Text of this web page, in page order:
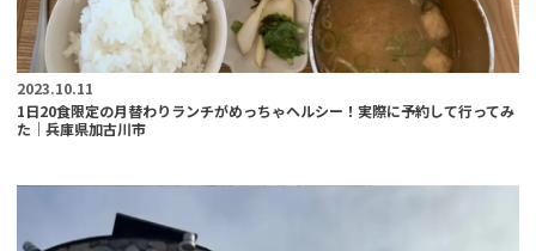
2023.10.11
1日20食限定の月替わりランチがめっちゃヘルシー！実際に予約して行ってみ
た｜兵庫県加古川市